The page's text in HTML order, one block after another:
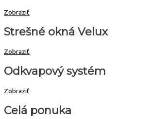
Zobraziť
Strešné okná Velux
Zobraziť
Odkvapový systém
Zobraziť
Celá ponuka